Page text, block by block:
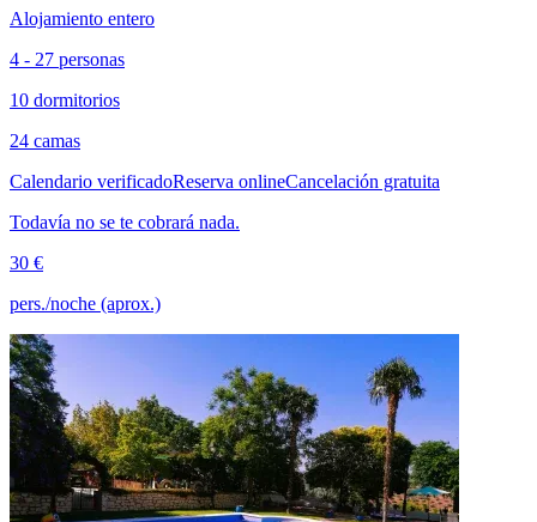
Alojamiento entero
4 - 27 personas
10 dormitorios
24 camas
Calendario verificadoReserva onlineCancelación gratuita
Todavía no se te cobrará nada.
30 €
pers./noche (aprox.)